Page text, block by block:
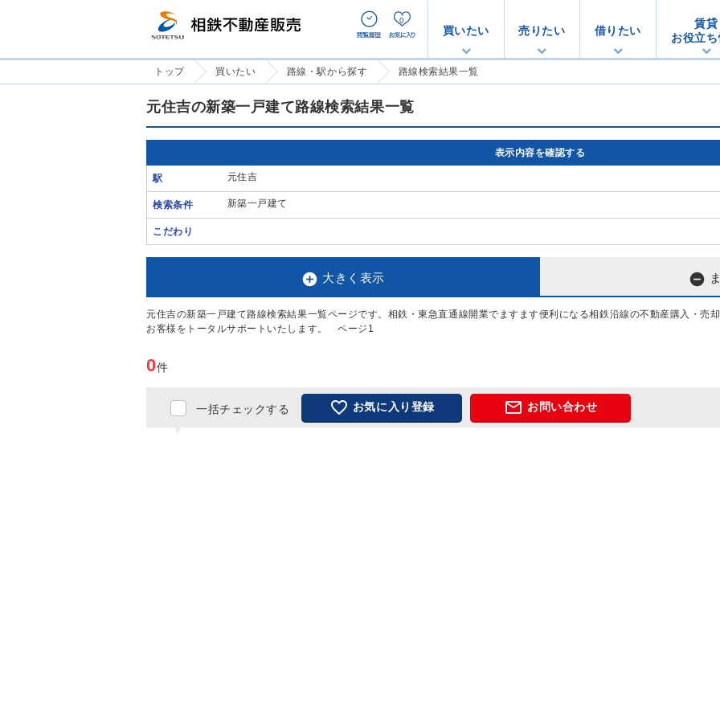
買いたい 売りたい 借りたい
賃貸
お役立
0
トップ 買いたい 路線・駅から探す 路線検索結果一覧
元住吉の新築一戸建て路線検索結果一覧
表示内容を確認する
駅 元住吉
検索条件 新築一戸建て
こだわり
 大きく表示 
元住吉の新築一戸建て路線検索結果一覧ページです。相鉄・東急直通線開業でますます便利になる相鉄沿線の不動産購入・売
お客様をトータルサポートいたします。 ページ1
一括チェックする  お気に入り登録  お問い合わせ
0件